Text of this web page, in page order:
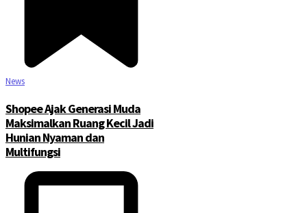
News
Shopee Ajak Generasi Muda
Maksimalkan Ruang Kecil Jadi
Hunian Nyaman dan
Multifungsi